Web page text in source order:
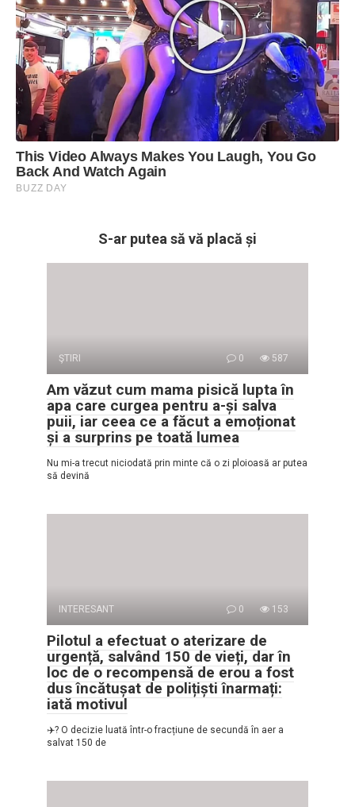
S-ar putea să vă placă și
ŞTIRI 0 587
Am văzut cum mama pisică lupta în
apa care curgea pentru a-și salva
puii, iar ceea ce a făcut a emoționat
și a surprins pe toată lumea
Nu mi-a trecut niciodată prin minte că o zi ploioasă ar putea
să devină
INTERESANT 0 153
Pilotul a efectuat o aterizare de
urgență, salvând 150 de vieți, dar în
loc de o recompensă de erou a fost
dus încătușat de polițiști înarmați:
iată motivul
✈️? O decizie luată într-o fracțiune de secundă în aer a
salvat 150 de